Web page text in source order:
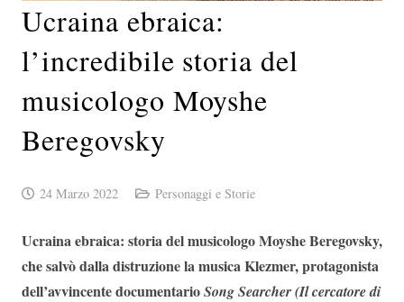
Ucraina ebraica:
l’incredibile storia del
musicologo Moyshe
Beregovsky
24 Marzo 2022 Personaggi e Storie
Ucraina ebraica: storia del musicologo Moyshe Beregovsky,
che salvò dalla distruzione la musica Klezmer, protagonista
dell’avvincente documentarioSong Searcher (Il cercatore di